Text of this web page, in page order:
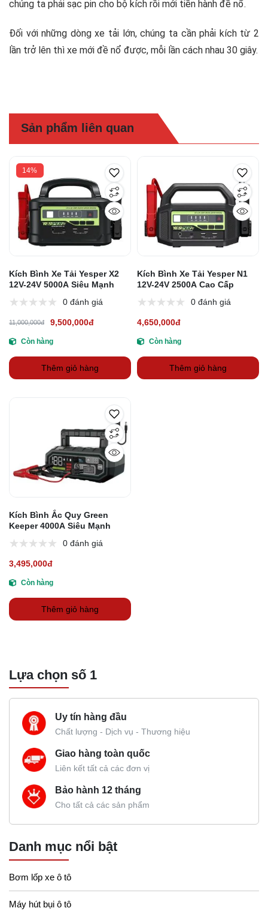
chúng ta phải sạc pin cho bộ kích rồi mới tiền hành đề nổ.
Đối với những dòng xe tải lớn, chúng ta cần phải kích từ 2
lần trở lên thì xe mới đề nổ được, mỗi lần cách nhau 30 giây.
Sản phẩm liên quan
14%
Kích Bình Xe Tải Yesper X2
12V-24V 5000A Siêu Mạnh
0 đánh giá
11,000,000đ 9,500,000đ
Còn hàng
Thêm giỏ hàng
Kích Bình Xe Tải Yesper N1
12V-24V 2500A Cao Cấp
0 đánh giá
4,650,000đ
Còn hàng
Thêm giỏ hàng
Kích Bình Ắc Quy Green
Keeper 4000A Siêu Mạnh
0 đánh giá
3,495,000đ
Còn hàng
Thêm giỏ hàng
Lựa chọn số 1
Uy tín hàng đầu
Chất lượng - Dịch vụ - Thương hiệu
Giao hàng toàn quốc
Liên kết tất cả các đơn vị
Bảo hành 12 tháng
Cho tất cả các sản phẩm
Danh mục nổi bật
Bơm lốp xe ô tô
Máy hút bụi ô tô